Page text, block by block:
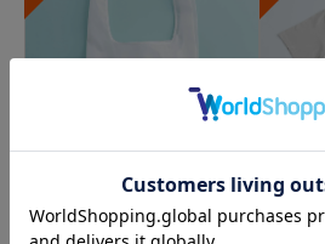
CLASKA Original
MAMBO ナイロンエコバッグ
DO Original